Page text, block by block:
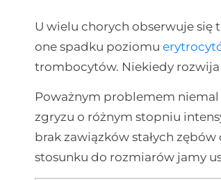
U wielu chorych obserwuje się
one spadku poziomu
trombocytów. Niekiedy rozwija
Poważnym problemem
zgryzu o różnym stopniu
brak zawiązków stałych
stosunku do rozmiarów jamy